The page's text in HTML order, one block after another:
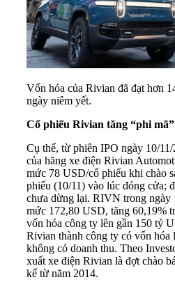
Vốn hóa của Rivian đã đạt hơn
ngày niêm yết.
Cổ phiếu Rivian tăng “phi mã”
Cụ thể, từ phiên IPO ngày 10/
của hãng xe điện Rivian
mức 78 USD/cổ phiếu khi chào
phiếu (10/11) vào lúc đóng cửa;
chưa dừng lại. RIVN trong ngày
mức 172,80 USD, tăng 60,19%
vốn hóa công ty lên gần 150 tỷ
Rivian thành công ty có vốn hóa
không có doanh thu. Theo
xuất xe điện Rivian là đợt chào
kể từ năm 2014.